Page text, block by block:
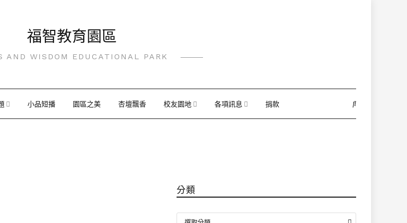
福智教育園區
AND WISDOM EDUCATIONAL PARK
小品短播 園區之美 杏壇飄香 校友園地 各項訊息 捐款
分類